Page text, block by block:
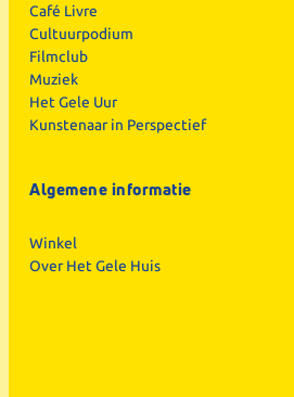
Café Livre
Cultuurpodium
Filmclub
Muziek
Het Gele Uur
Kunstenaar in Perspectief
Algemene informatie
Winkel
Over Het Gele Huis